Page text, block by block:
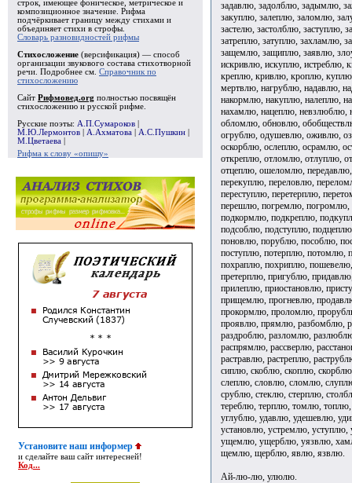
строк, имеющее фоническое, метрическое и
композиционное значение. Рифма
подчёркивает границу между стихами и
объединяет стихи в строфы
Словарь разновидностей рифмы
Стихосложение (версификация) — способ
организации звукового состава стихотворной
речи. Подробнее см. Справочник по
стихосложению
Сайт Рифмовед.org полностью посвящён
стихосложению и русской рифме.
Русские поэты: А.П.Сумароков
М.Ю.Лермонтов
А.Ахматова А.С.Пушкин
М.Цветаева
Рифма к слову «опишу»
Установите наш информер
и сделайте ваш сайт интересней!
Код...
задавлю, задолблю, задымлю,
закуплю, залеплю, заломлю,
застелю, застолблю, заступлю,
затреплю, затуплю, захламлю,
защемлю, защиплю, заявлю,
искривлю, искуплю, истреблю,
креплю, кривлю, кроплю,
мертвлю, нагрублю, надавлю,
накормлю, накуплю, налеплю,
нахамлю, нацеплю,
обломлю, обновлю,
огрублю, одушевлю, оживлю,
оскорблю, ослеплю, осрамлю,
откреплю, отломлю, отлуплю,
отцеплю, ошеломлю,
перекуплю, переловлю,
переступлю, перетерплю,
перешлю, погремлю,
подкормлю, подкреплю,
подсоблю, подступлю,
поновлю, порублю, пособлю,
поступлю, потерплю, потомлю,
похраплю, похриплю,
претерплю, пригублю,
прилеплю, приостановлю,
прищемлю, прогневлю,
прокормлю, проломлю,
проявлю, прямлю, разбомблю,
раздроблю, разломлю,
распрямлю, рассверлю,
растравлю, растреплю,
сиплю, скоблю, скоплю,
слеплю, словлю, сломлю,
срублю, стеклю, стерплю,
тереблю, терплю, томлю,
углублю, удавлю, удешевлю,
установлю, устремлю,
ущемлю, ущерблю, уязвлю,
щемлю, щерблю, явлю, язвлю.
Ай-лю-лю, улюлю.